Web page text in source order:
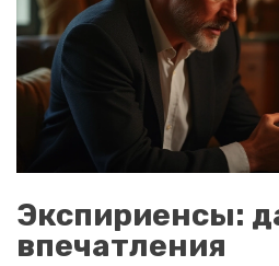
Экспириенсы:
впечатления